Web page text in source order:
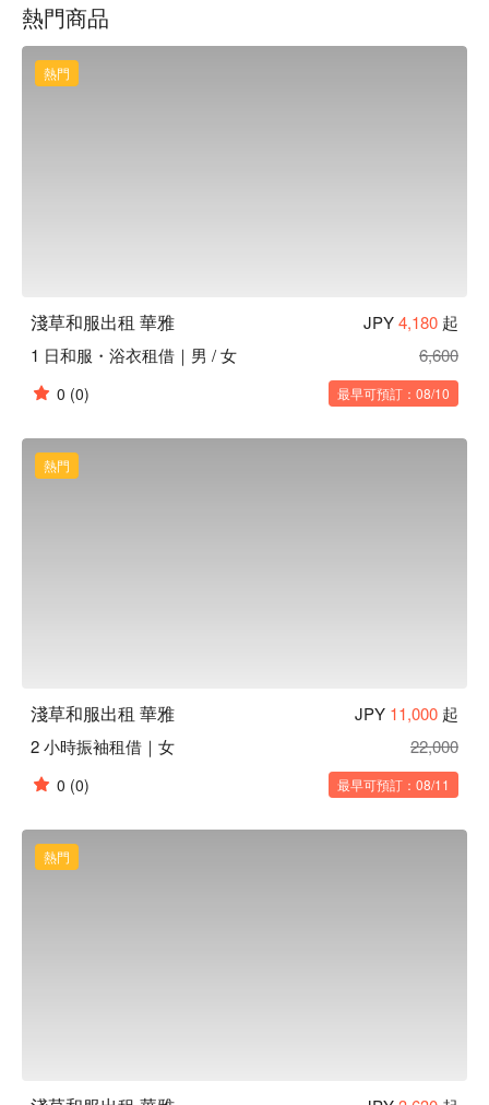
熱門商品
熱門
淺草和服出租 華雅 JPY4,180 起
1 日和服・浴衣租借｜男 / 女
6,600
0 (0) 最早可預訂：08/10
熱門
淺草和服出租 華雅 JPY 11,000 起
2 小時振袖租借｜女
22,000
0 (0) 最早可預訂：08/11
熱門